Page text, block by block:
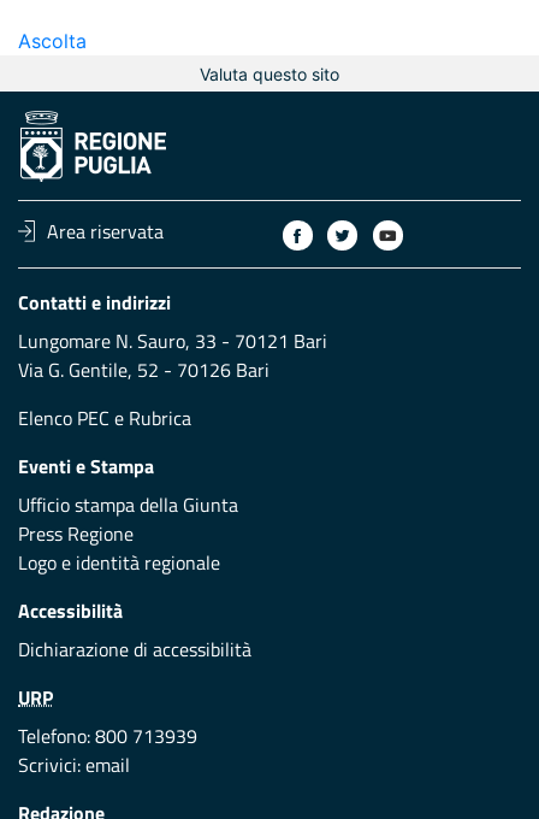
Ascolta
Valuta questo sito
Area riservata
Contatti e indirizzi
Lungomare N. Sauro, 33 - 70121 Bari
Via G. Gentile, 52 - 70126 Bari
Elenco PEC e Rubrica
Eventi e Stampa
Ufficio stampa della Giunta
Press Regione
Logo e identità regionale
Accessibilità
Dichiarazione di accessibilità
URP
Telefono: 800 713939
Scrivici:email
Redazione